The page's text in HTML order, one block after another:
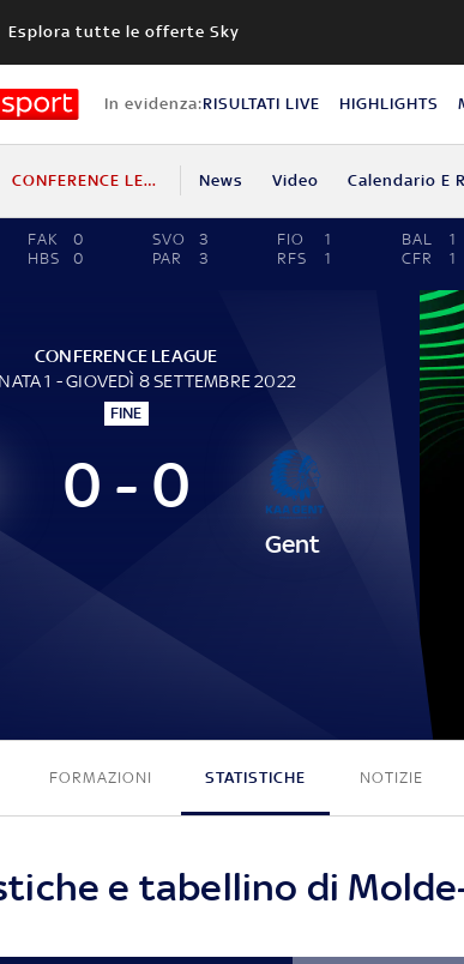
Esplora tutte le offerte Sky
In evidenza:RISULTATI LIVE HIGHLIGHTS
CONFERENCE LEAGUE News Video Calendario E
FAK
0
HBS
0
SVO
3
PAR
3
FIO
1
RFS
1
BAL
1
CFR
1
CONFERENCE LEAGUE
1 - GIOVEDÌ 8 SETTEMBRE 2022
FINE
0 - 0
Gent
FORMAZIONI STATISTICHE NOTIZIE
e tabellino di